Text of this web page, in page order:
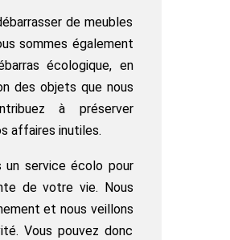
de meubles
sommes également
écologique, en
des objets que nous
à préserver
affaires inutiles.
un service écolo pour
de votre vie. Nous
et nous veillons
Vous pouvez donc